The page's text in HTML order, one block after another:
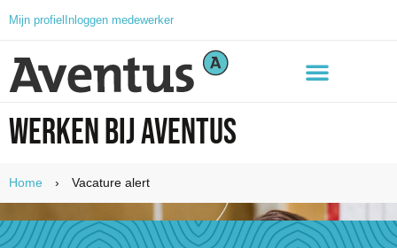
Mijn profiel Inloggen medewerker
Werken bij Aventus
Home › Vacature alert